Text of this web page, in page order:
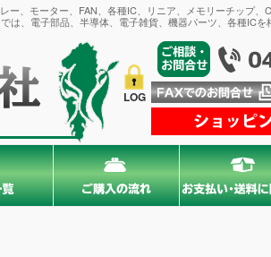
、モーター、FAN、各種IC、リニア、メモリーチップ、
、電子部品、半導体、電子雑貨、機器パーツ、各種ICを
LOG